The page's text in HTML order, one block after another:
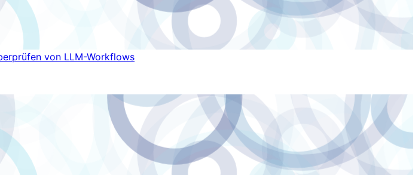
von LLM-Workflows